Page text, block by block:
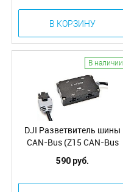
В КОРЗИНУ
В наличии
DJI Разветвитель шины
CAN-Bus (Z15 CAN-Bus
HUB) (Part1)
590 руб.